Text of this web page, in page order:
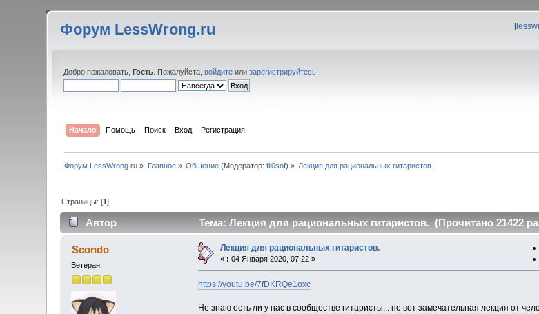
Форум LessWrong.ru [
Добро пожаловать,Гость . Пожалуйста,войдите илизарегистрируйтесь
Начало Помощь Поиск Вход Регистрация
Форум LessWrong.ru » Главное» Общение (Модератор:fil0sof) » Лекция для рациональных гитаристов.
Страницы: [1]
Автор Тема: Лекция для рациональных гитаристов. (Прочитано 21422
Scondo
Ветеран
Лекция для рациональных гитаристов.
« : 04 Января 2020, 07:22 »
https://youtu.be/7fDKRQe1oxc
Не знаю есть ли у нас в сообществе гитаристы... но вот замечательная лекция от